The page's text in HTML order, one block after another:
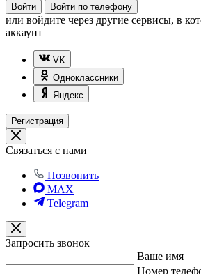
Войти Войти по телефону
или войдите через другие сервисы, в
аккаунт
VK
Одноклассники
Яндекс
Регистрация
Связаться с нами
Позвонить
MAX
Telegram
Запросить звонок
Ваше имя
Номер